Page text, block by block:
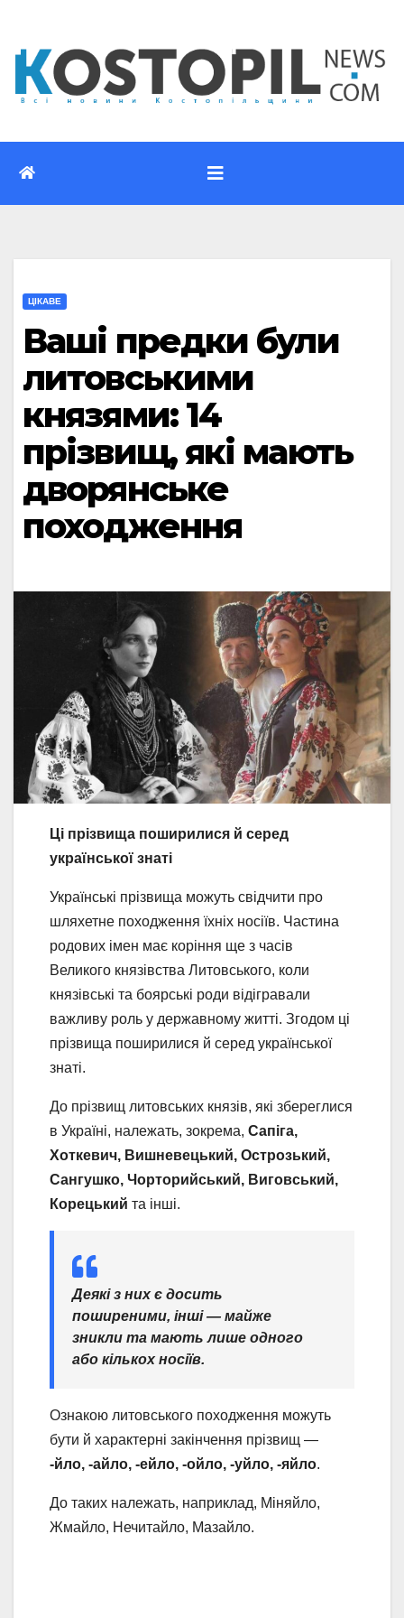
вмісту
ЦІКАВЕ
Ваші предки були
литовськими
князями: 14
прізвищ, які мають
дворянське
походження
Ці прізвища поширилися й серед
української знаті
Українські прізвища можуть свідчити про
шляхетне походження їхніх носіїв. Частина
родових імен має коріння ще з часів
Великого князівства Литовського, коли
князівські та боярські роди відігравали
важливу роль у державному житті. Згодом ці
прізвища поширилися й серед української
знаті.
До прізвищ литовських князів, які збереглися
в Україні, належать, зокрема, Сапіга,
Хоткевич, Вишневецький, Острозький,
Сангушко, Чорторийський, Виговський,
Корецький та інші.
Деякі з них є досить
поширеними, інші — майже
зникли та мають лише одного
або кількох носіїв.
Ознакою литовського походження можуть
бути й характерні закінчення прізвищ —
-йло, -айло, -ейло, -ойло, -уйло, -яйло.
До таких належать, наприклад, Міняйло,
Жмайло, Нечитайло, Мазайло.